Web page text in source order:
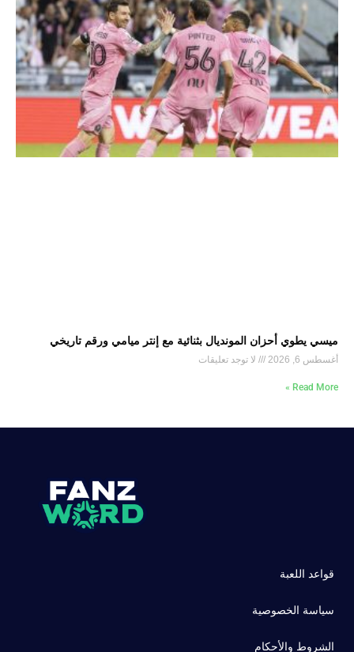
ميسي يطوي أحزان المونديال بثنائية مع إنتر ميامي ورقم تاريخي
أغسطس 6, 2026 لا توجد تعليقات
Read More »
قواعد اللعبة
سياسة الخصوصية
الشروط والأحكام